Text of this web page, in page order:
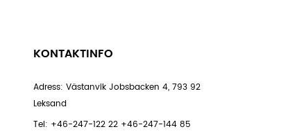
KONTAKTINFO
Adress: Västanvik Jobsbacken 4, 793 92
Leksand
Tel: +46-247-122 22 +46-247-144 85